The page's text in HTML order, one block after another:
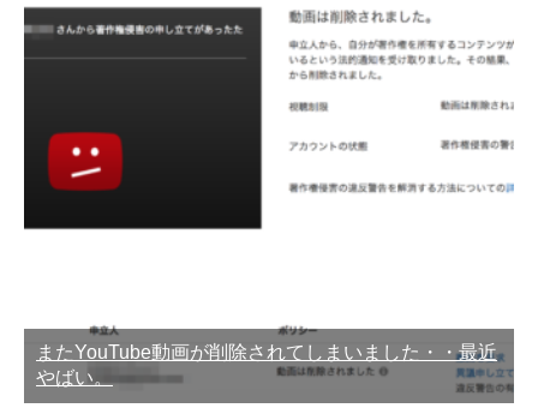
またYouTube動画が削除されてしまいました・・最近
やばい。